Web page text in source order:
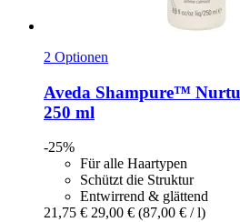
2 Optionen
Aveda Shampure™
250 ml
-25%
Für alle Haartypen
Schützt die Struktur
Entwirrend & glättend
21,75 € 29,00 € (87,00 € / l)